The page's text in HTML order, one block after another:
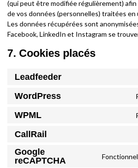
(qui peut être modifiée régulièrement) afin
de vos données (personnelles) traitées
Les données récupérées sont
Facebook, LinkedIn et Instagram se
7. Cookies placés
Leadfeeder
WordPress
WPML
CallRail
Google
reCAPTCHA